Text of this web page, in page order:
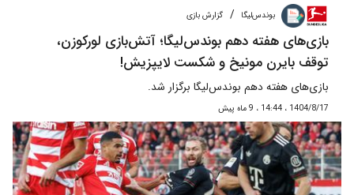
بوندس‌لیگا / گزارش بازی
بازی‌های هفته دهم بوندس‌لیگا؛ آتش‌بازی لورکوزن،
توقف بایرن مونیخ و شکست لایپزیش!
بازی‌های هفته دهم بوندس‌لیگا برگزار شد.
1404/8/17 ، 14:44 ، 9 ماه پیش